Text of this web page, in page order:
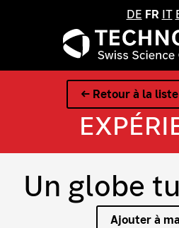
DE FR IT
← Retour à la
Un globe
Ajouter à